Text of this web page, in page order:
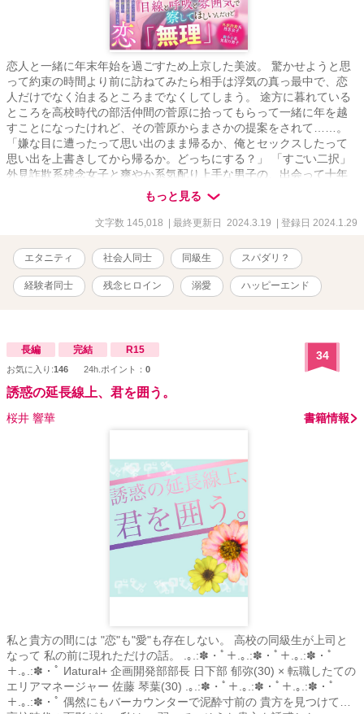
恋人と一緒に年末年始を過ごすため上京した美波。 驚かせようと思
って約束の時間より前に訪ねてみたら相手は浮気の真っ最中で、恋
人だけでなく泊まるところまでなくしてしまう。 途方に暮れている
ところを高校時代の部活仲間の菅原に拾ってもらって一緒に年を越
すことになったけれど、その菅原からまさかの提案をされて……。
「嫌な目に遭ったって思い出のまま帰るか、俺とセックスしたって
思い出を上書きしてから帰るか。どっちにする？」 「すごい二択」
外見詐欺系残念女子と爽やか系気配り上手な男子の、出会って十年
目の『初めて』からはじまる恋の物語。 （Ｒ回は⭐︎印、別投稿サイト
もっと見る
文字数 145,018 | 最終更新日 2024.3.19 | 登録日 2024.1.29
エタニティ 社会人同士 同級生 スパダリ？
経験者同士 残念ヒロイン 溺愛 ハッピーエンド
長編 完結 R15
お気に入り:146 24h.ポイント： 0
34
誘惑の延長線上、君を囲う。
桜井 響華 書籍情報
私と貴方の間には "恋"も"愛"も存在しない。 高校の同級生が上司と
なって 私の前に現れただけの話。 .｡.:✽・ﾟ＋.｡.:✽・ﾟ＋.｡.:✽・ﾟ
＋.｡.:✽・ﾟ Иatural+ 企画開発部部長 日下部 郁弥(30) × 転職したての
エリアマネージャー 佐藤 琴葉(30) .｡.:✽・ﾟ＋.｡.:✽・ﾟ＋.｡.:✽・ﾟ
＋.｡.:✽・ﾟ 偶然にもバーカウンターで泥酔寸前の 貴方を見つけて…